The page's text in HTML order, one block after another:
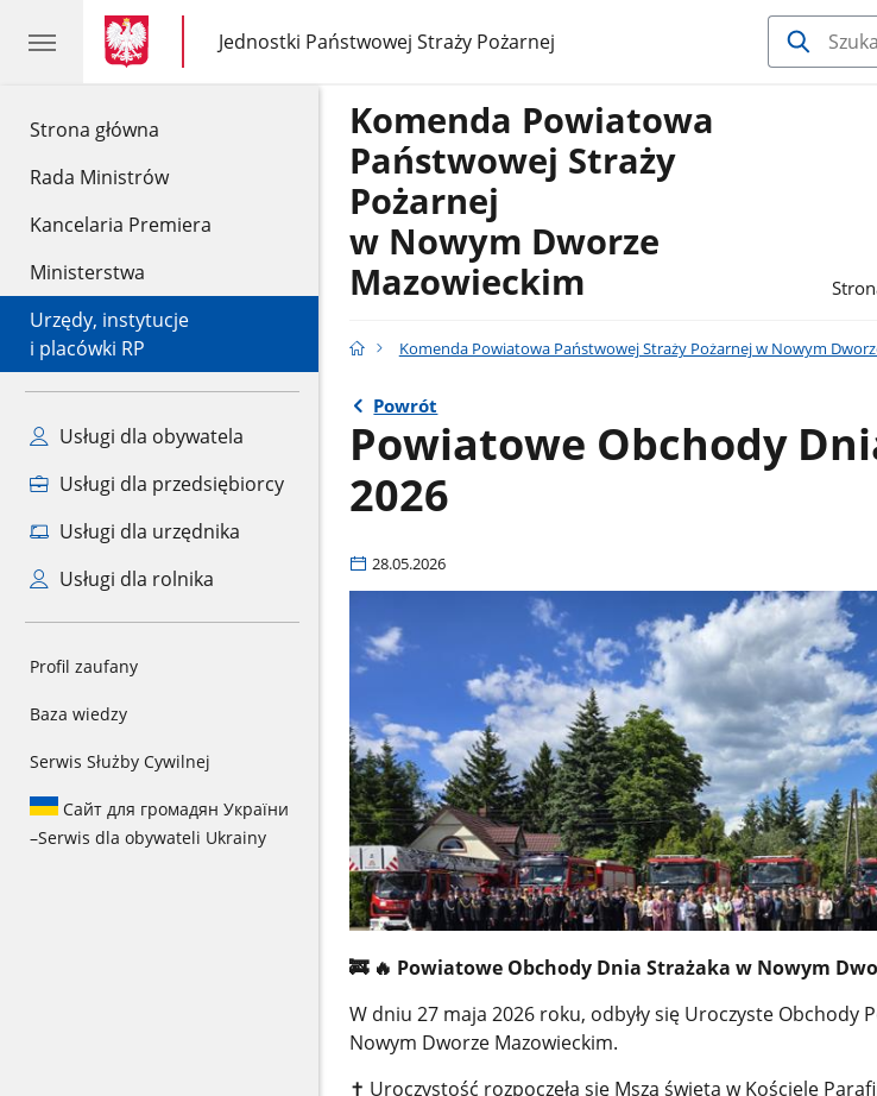
Strona główna
Rada Ministrów
Kancelaria Premiera
Ministerstwa
Urzędy, instytucje
i placówki RP
Usługi dla obywatela
Usługi dla przedsiębiorcy
Usługi dla urzędnika
Usługi dla rolnika
Profil zaufany
Baza wiedzy
Serwis Służby Cywilnej
Сайт для громадян України
–Serwis dla obywateli Ukrainy
gov.pl
gov.pl
Jednostki Państwowej Straży Pożarnej
gov.pl
Jednostki
Państwowej
Komenda Powiatowa
Państwowej Straży
Pożarnej
w Nowym Dworze
Mazowieckim
Komenda Powiatowa Państwowej Straży Pożarnej w Nowym
Powrót
Powiatowe Obchody
2026
28.05.2026
🚒 🔥 Powiatowe Obchody Dnia Strażaka w Nowym
W dniu 27 maja 2026 roku, odbyły się Uroczyste Obchody
Nowym Dworze Mazowieckim.
✝ Uroczystość rozpoczęła się Mszą święta w Kościele